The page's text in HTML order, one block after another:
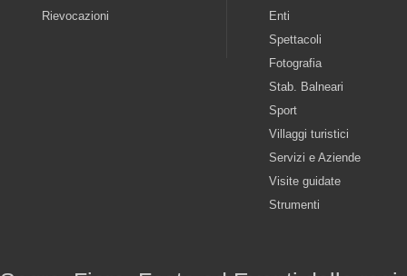
Rievocazioni
Enti
Spettacoli
Fotografia
Stab. Balneari
Sport
Villaggi turistici
Servizi e Aziende
Visite guidate
Strumenti